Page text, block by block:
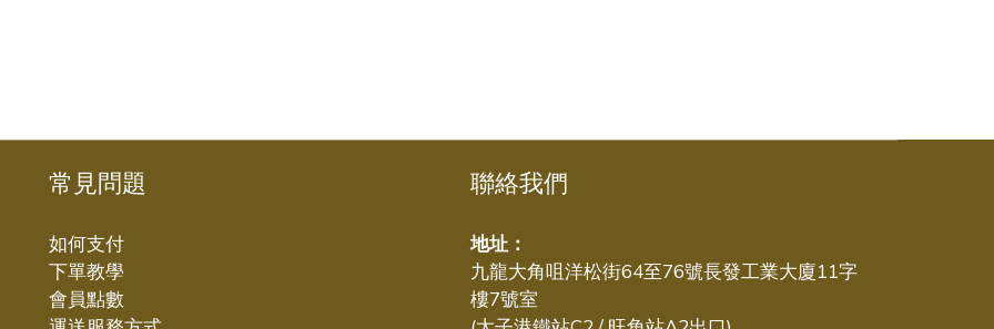
常見問題
如何支付
下單教學
會員點數
聯絡我們
地址：
九龍大角咀洋松街64至76號長發工業大廈11字
樓7號室